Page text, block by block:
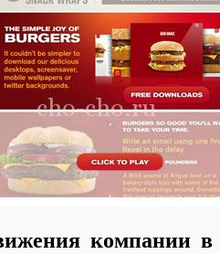
компании в